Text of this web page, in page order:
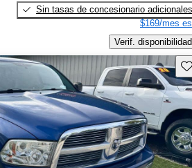
Sin tasas de concesionario adicionales
$169/mes
Verif. disponibilidad